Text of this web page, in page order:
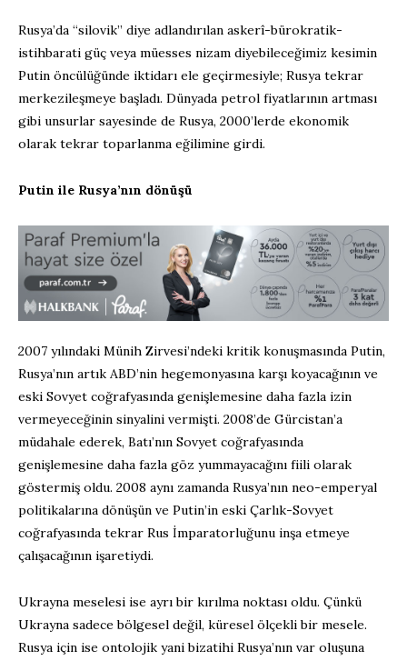
Rusya’da “silovik” diye adlandırılan askerî-bürokratik-
istihbarati güç veya müesses nizam diyebileceğimiz kesimin
Putin öncülüğünde iktidarı ele geçirmesiyle; Rusya tekrar
merkezileşmeye başladı. Dünyada petrol fiyatlarının artması
gibi unsurlar sayesinde de Rusya, 2000’lerde ekonomik
olarak tekrar toparlanma eğilimine girdi.
Putin ile Rusya’nın dönüşü
2007 yılındaki Münih Zirvesi’ndeki kritik konuşmasında Putin,
Rusya’nın artık ABD’nin hegemonyasına karşı koyacağının ve
eski Sovyet coğrafyasında genişlemesine daha fazla izin
vermeyeceğinin sinyalini vermişti. 2008’de Gürcistan’a
müdahale ederek, Batı’nın Sovyet coğrafyasında
genişlemesine daha fazla göz yummayacağını fiili olarak
göstermiş oldu. 2008 aynı zamanda Rusya’nın neo-emperyal
politikalarına dönüşün ve Putin’in eski Çarlık-Sovyet
coğrafyasında tekrar Rus İmparatorluğunu inşa etmeye
çalışacağının işaretiydi.
Ukrayna meselesi ise ayrı bir kırılma noktası oldu. Çünkü
Ukrayna sadece bölgesel değil, küresel ölçekli bir mesele.
Rusya için ise ontolojik yani bizatihi Rusya’nın var oluşuna